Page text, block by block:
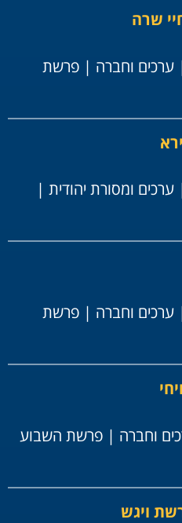
שרה
ערכים וחברה | פרשת
ערכים ומסורת יהודית |
ערכים וחברה | פרשת
וחברה | פרשת השבוע
ויגש